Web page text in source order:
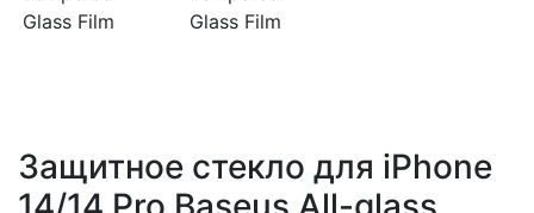
Защитное стекло для iPhone